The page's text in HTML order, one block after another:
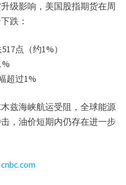
级影响，美国股指期货在周
跌：
点（约1%）
超过1%
兹海峡航运受阻，全球能源
，油价短期内仍存在进一步
cnbc.com